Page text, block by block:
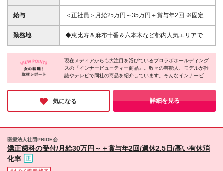
第二新卒・ブランクも歓迎 ◆学歴不問 ＊＊＊こんな
方にピッタリです＊＊＊ ◇ヨガや体を動かすことが
る方 ◇お客様の美をサポートしたい方 ◇働きやすさ
もやりがいも大切にしたい方
給与
＜正社員＞月給25万円～35万円＋賞与年2回 ※固定残
業代（月29時間分／45,900円～65,000円）を含み、
超過分は別途支給いたします ＜アルバイト＞時給
さい◎ ＊経験・スキルに応じて決定いたします ＊試
用期間3ヶ月あり（期間中の給与・雇用形態・その他
待遇に差異はありません）
勤務地
◆恵比寿＆麻布十番＆六本木など都内人気エリアで募
集中 ◆駅チカ×残業ほぼなし♪仕事帰りも自分時間を
満喫！ ◆都内からの転勤なし あなたの希望に応じて
勤務地を決定します♪ ＜INSEA恵比寿店＞ 東京都渋谷
区恵比寿3-9-20 恵比寿ガーデンイーストB1F ＜
INSEA麻布十番店＞ 東京都港区麻布十番2-20-7
AZABU MARTO 2F ＜INSEA六本木店＞ 東京都港区六
本木7-4-4 アートシェルビル3F ＜INSEA用賀店＞ 東
現在メディアからも大注目を浴びているプロラボホールディング
スの『インナービューティー商品』。数々の芸能人、モデルが雑
誌やテレビで同社の商品を紹介しています。そんなインナービュ
ーティー業界でも先駆け的存在として先頭を走っている同社で働
くことは、自分自身のキャリアアップや、働くやりがいなどを追
及していくうえでベストな企業だと感じました。
気になる 詳細を見る
医療法人社団PRIDE会
矯正歯科の受付/月給30万円～＋賞与年2回/週休2.5日/高い有休消
化率